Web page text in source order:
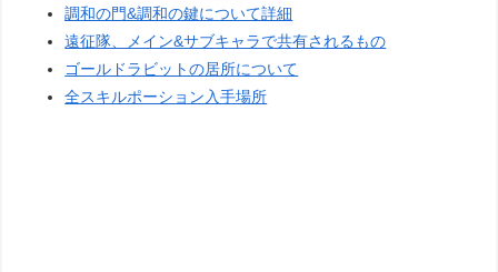
調和の門&調和の鍵について詳細
遠征隊、メイン&サブキャラで共有されるもの
ゴールドラビットの居所について
全スキルポーション入手場所